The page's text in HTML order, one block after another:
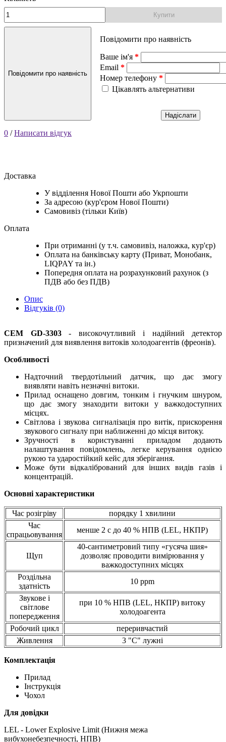
Купити
Повідомити про наявність
Повідомити про наявність
Ваше ім'я
Email
Номер телефону
Цікавлять альтернативи
Надіслати
0 /Написати відгук
Доставка
У відділення Нової Пошти або Укрпошти
За адресою (кур'єром Нової Пошти)
Самовивіз (тільки Київ)
Оплата
При отриманні (у т.ч. самовивіз, наложка, кур'єр)
Оплата на банківську карту (Приват, Монобанк,
LIQPAY та ін.)
Попередня оплата на розрахунковий рахунок (з
ПДВ або без ПДВ)
Опис
Відгуків (0)
CEM GD-3303 - високочутливий і надійний детектор
призначений для виявлення витоків холодоагентів (фреонів).
Особливості
Надточний твердотільний датчик, що дає змогу
виявляти навіть незначні витоки.
Прилад оснащено довгим, тонким і гнучким шнуром,
що дає змогу знаходити витоки у важкодоступних
місцях.
Світлова і звукова сигналізація про витік, прискорення
звукового сигналу при наближенні до місця витоку.
Зручності в користуванні приладом додають
налаштування повідомлень, легке керування однією
рукою та ударостійкий кейс для зберігання.
Може бути відкалібрований для інших видів газів і
концентрацій.
Основні характеристики
Час розігріву
порядку 1 хвилини
Час
спрацьовування
менше 2 с до 40 % НПВ (LEL, НКПР)
Щуп
40-сантиметровий типу «гусяча шия»
дозволяє проводити вимірювання у
важкодоступних місцях
Роздільна
здатність
10 ppm
Звукове і
світлове
попередження
при 10 % НПВ (LEL, НКПР) витоку
холодоагента
Робочий цикл
переривчастий
Живлення
3 "С" лужні
Комплектація
Прилад
Інструкція
Чохол
Для довідки
LEL - Lower Explosive Limit (Нижня межа
вибухонебезпечності, НПВ)